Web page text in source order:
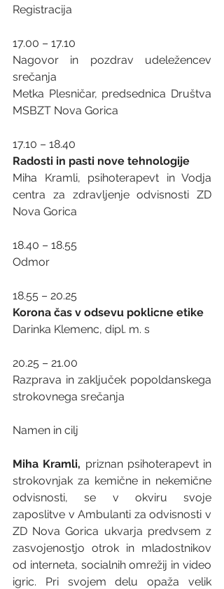
Registracija
17.00 – 17.10
Nagovor in pozdrav udeležencev
srečanja
Metka Plesničar, predsednica Društva
MSBZT Nova Gorica
17.10 – 18.40
Radosti in pasti nove tehnologije
Miha Kramli, psihoterapevt in Vodja
centra za zdravljenje odvisnosti ZD
Nova Gorica
18.40 – 18.55
Odmor
18.55 – 20.25
Korona čas v odsevu poklicne etike
Darinka Klemenc, dipl. m. s
20.25 – 21.00
Razprava in zaključek popoldanskega
strokovnega srečanja
Namen in cilj
Miha Kramli, priznan psihoterapevt in
strokovnjak za kemične in nekemične
odvisnosti, se v okviru svoje
zaposlitve v Ambulanti za odvisnosti v
ZD Nova Gorica ukvarja predvsem z
zasvojenostjo otrok in mladostnikov
od interneta, socialnih omrežij in video
igric. Pri svojem delu opaža velik